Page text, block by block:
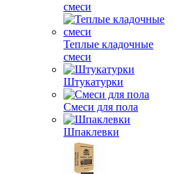
смеси
Теплые кладочные
смеси
Штукатурки
Смеси для пола
Шпаклевки